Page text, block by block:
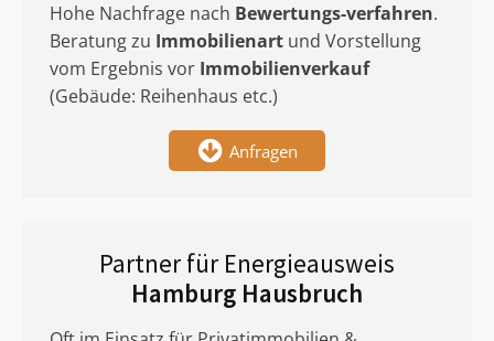
Hohe Nachfrage nach Bewertungs-verfahren.
Beratung zu Immobilienart und Vorstellung
vom Ergebnis vor Immobilienverkauf
(Gebäude: Reihenhaus etc.)
Anfragen
Partner für Energieausweis
Hamburg Hausbruch